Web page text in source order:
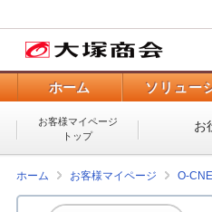
ホーム ソリュー
お客様マイページ
トップ
お
ホーム お客様マイページ O-